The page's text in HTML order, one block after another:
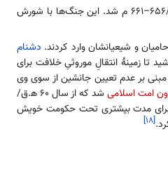
از ۳۵ تا ۴۱ ه‍.ق/۶۵۶–۶۶۱ م شد. این جنگ‌ها با شورش
و شیعیانشان وارد کردند. دشنام
داشت و کوشید تا زمینهٔ انتقالِ موروثیِ خلافت برای
مبنی بر عدم تعیین جانشین از سوی وی
امت اسلامی
شد که از سال ۶۰ ه‍.ق/
برای مدت بیشتری تحت حکومت خویش
[۱۸]